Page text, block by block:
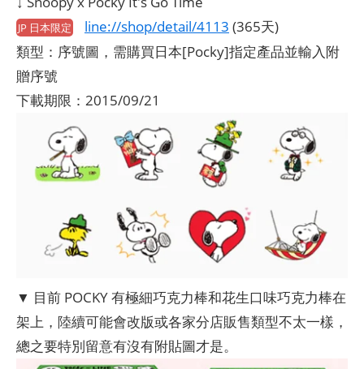
JP 日本限定 line://shop/detail/4113 (365天)
類型：序號圖，需購買日本[Pocky]指定產品並輸入附
贈序號
下載期限：2015/09/21
▼ 目前 POCKY 有極細巧克力棒和花生口味巧克力棒在
架上，陸續可能會改版或各家分店販售類型不太一樣，
總之要特別留意有沒有附貼圖才是。